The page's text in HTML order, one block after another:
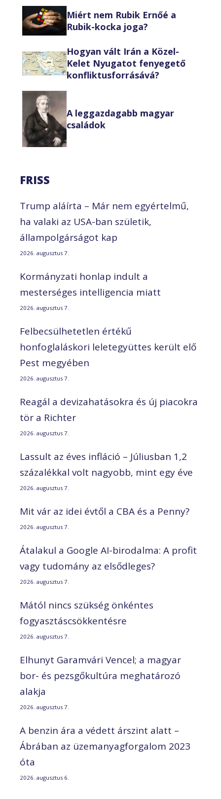
Miért nem Rubik Ernőé a
Rubik-kocka joga?
Hogyan vált Irán a Közel-
Kelet Nyugatot fenyegető
konfliktusforrásává?
A leggazdagabb magyar
családok
FRISS
Trump aláírta – Már nem egyértelmű,
ha valaki az USA-ban születik,
állampolgárságot kap
2026. augusztus 7.
Kormányzati honlap indult a
mesterséges intelligencia miatt
2026. augusztus 7.
Felbecsülhetetlen értékű
honfoglaláskori leletegyüttes került elő
Pest megyében
2026. augusztus 7.
Reagál a devizahatásokra és új piacokra
tör a Richter
2026. augusztus 7.
Lassult az éves infláció – Júliusban 1,2
százalékkal volt nagyobb, mint egy éve
2026. augusztus 7.
Mit vár az idei évtől a CBA és a Penny?
2026. augusztus 7.
Átalakul a Google AI-birodalma: A profit
vagy tudomány az elsődleges?
2026. augusztus 7.
Mától nincs szükség önkéntes
fogyasztáscsökkentésre
2026. augusztus 7.
Elhunyt Garamvári Vencel; a magyar
bor- és pezsgőkultúra meghatározó
alakja
2026. augusztus 7.
A benzin ára a védett árszint alatt –
Ábrában az üzemanyagforgalom 2023
óta
2026. augusztus 6.